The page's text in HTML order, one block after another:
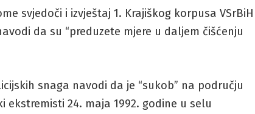
svjedoči i izvještaj 1. Krajiškog korpusa VSrBiH
da su “preduzete mjere u daljem čišćenju
snaga navodi da je “sukob” na području
24. maja 1992. godine u selu